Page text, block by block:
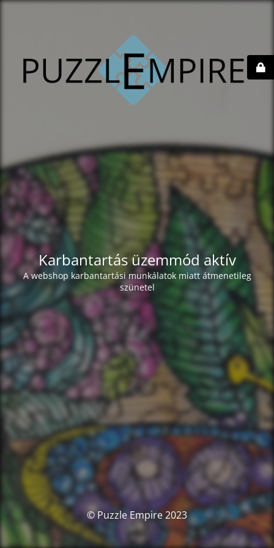
Karbantartás üzemmód aktív
A webshop karbantartási munkálatok miatt átmenetileg
szünetel
© Puzzle Empire 2023